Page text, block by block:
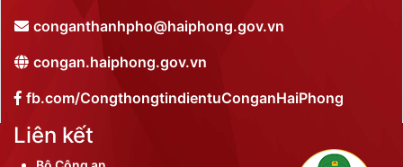
conganthanhpho@haiphong.gov.vn
congan.haiphong.gov.vn
fb.com/CongthongtindientuConganHaiPhong
Liên kết